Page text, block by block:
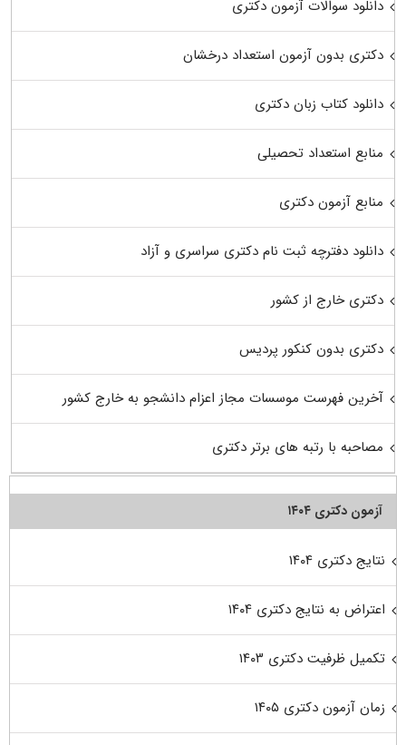
دانلود سوالات آزمون دکتری
دکتری بدون آزمون استعداد درخشان
دانلود کتاب زبان دکتری
منابع استعداد تحصیلی
منابع آزمون دکتری
دانلود دفترچه ثبت نام دکتری سراسری و آزاد
دکتری خارج از کشور
دکتری بدون کنکور پردیس
آخرین فهرست موسسات مجاز اعزام دانشجو به خارج کشور
مصاحبه با رتبه های برتر دکتری
آزمون دکتری ۱۴۰۴
نتایج دکتری ۱۴۰۴
اعتراض به نتایج دکتری ۱۴۰۴
تکمیل ظرفیت دکتری ۱۴۰۳
زمان آزمون دکتری ۱۴۰۵